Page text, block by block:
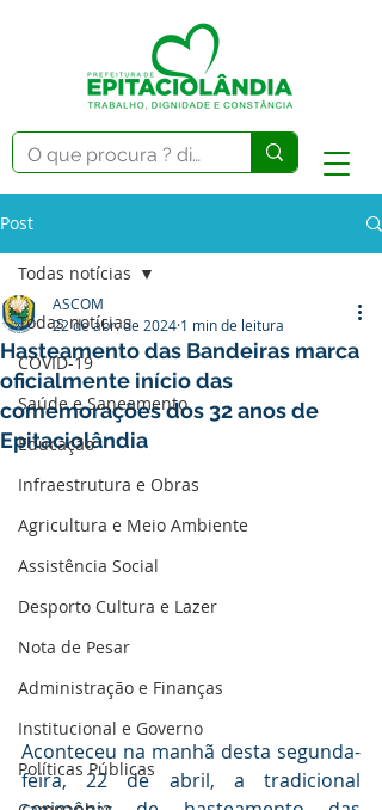
Post
Todas notícias
COVID-19
Saúde e Saneamento
Educação
Infraestrutura e Obras
Agricultura e Meio Ambiente
Assistência Social
Desporto Cultura e Lazer
Nota de Pesar
Administração e Finanças
Institucional e Governo
Políticas Públicas
Todas notícias
Hasteamento das Bandeiras marca
oficialmente início das
comemorações dos 32 anos de
Epitaciolândia
ASCOM
22 de abr. de 2024 1 min de leitura
Aconteceu na manhã desta segunda-
feira, 22 de abril, a tradicional